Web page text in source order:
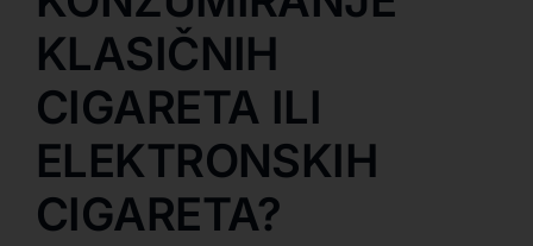
KLASIČNIH
CIGARETA ILI
ELEKTRONSKIH
CIGARETA?